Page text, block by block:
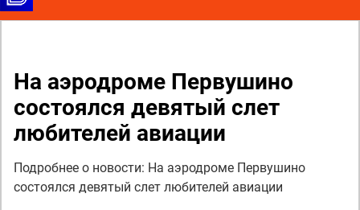
На аэродроме Первушино
состоялся девятый слет
любителей авиации
Подробнее о новости: На аэродроме Первушино
состоялся девятый слет любителей авиации